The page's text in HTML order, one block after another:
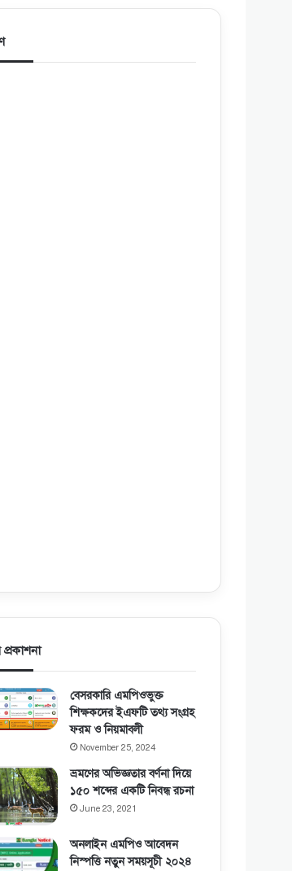
প্রকাশনা
বেসরকারি এমপিওভুক্ত
শিক্ষকদের ইএফটি তথ্য সংগ্রহ
ফরম ও নিয়মাবলী
November 25, 2024
ভ্রমণের অভিজ্ঞতার বর্ণনা দিয়ে
১৫০ শব্দের একটি নিবন্ধ রচনা
June 23, 2021
অনলাইন এমপিও আবেদন
নিস্পত্তি নতুন সময়সূচী ২০২৪